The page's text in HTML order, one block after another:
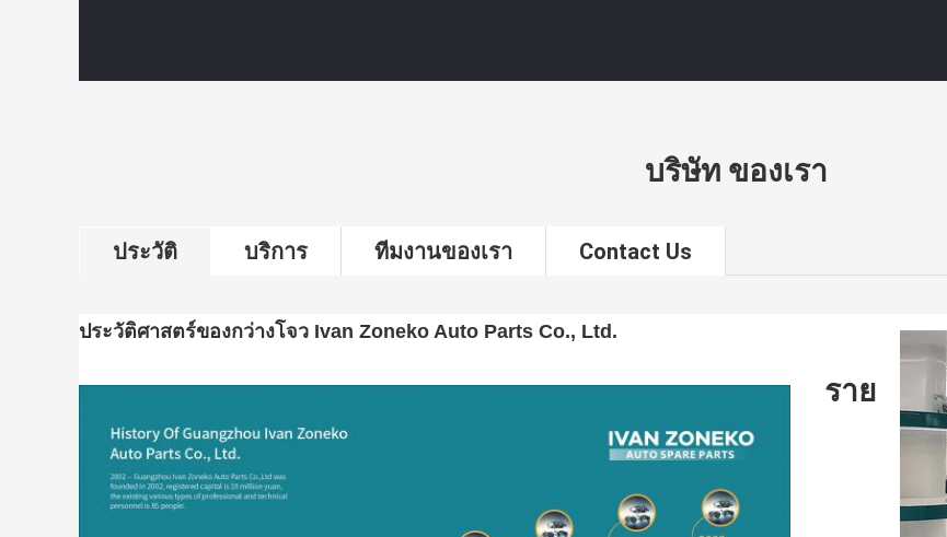
บริษัท ของเรา
ประวัติ บริการ ทีมงานของเรา Contact Us
ประวัติศาสตร์ของกว่างโจว Ivan Zoneko Auto Parts Co., Ltd.
ราย